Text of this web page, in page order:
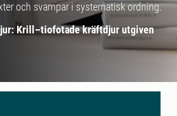
och svampar i systematisk ordning.
Krill–tiofotade kräftdjur utgiven